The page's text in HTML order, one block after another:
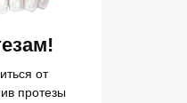
от
протезы